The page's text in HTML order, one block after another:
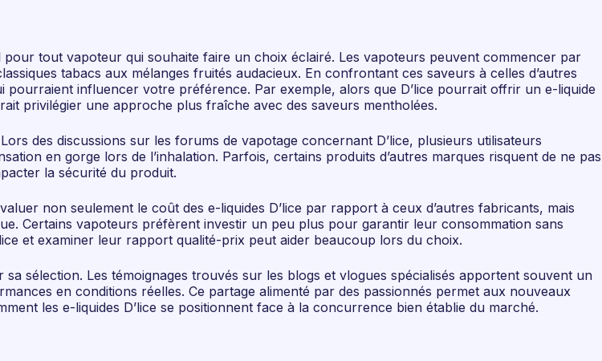
pour tout vapoteur qui souhaite faire un choix éclairé. Les vapoteurs peuvent commencer par
tabacs aux mélanges fruités audacieux. En confrontant ces saveurs à celles d’autres
influencer votre préférence. Par exemple, alors que D’lice pourrait offrir un e-liquide
privilégier une approche plus fraîche avec des saveurs mentholées.
des discussions sur les forums de vapotage concernant D’lice, plusieurs utilisateurs
en gorge lors de l’inhalation. Parfois, certains produits d’autres marques risquent de ne pas
la sécurité du produit.
non seulement le coût des e-liquides D’lice par rapport à ceux d’autres fabricants, mais
Certains vapoteurs préfèrent investir un peu plus pour garantir leur consommation sans
et examiner leur rapport qualité-prix peut aider beaucoup lors du choix.
sélection. Les témoignages trouvés sur les blogs et vlogues spécialisés apportent souvent un
en conditions réelles. Ce partage alimenté par des passionnés permet aux nouveaux
les e-liquides D’lice se positionnent face à la concurrence bien établie du marché.